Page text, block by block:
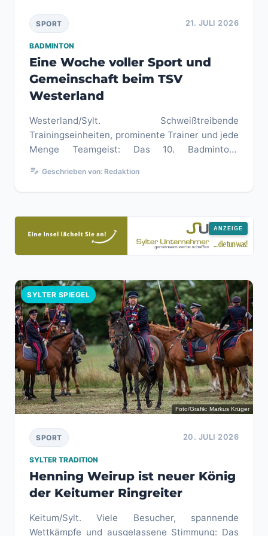
21. JULI 2026
SPORT
BADMINTON
Eine Woche voller Sport und
Gemeinschaft beim TSV
Westerland
Westerland/Sylt. Schweißtreibende
Trainingseinheiten, prominente Trainer und jede
Menge Teamgeist: Das 10. Badminton-
d...
edit_note Geschrieben von: Redaktion
SYLTER SPIEGEL
Foto/Grafik: Markus Krüger
20. JULI 2026
SPORT
SYLTER TRADITION
Henning Weirup ist neuer König
der Keitumer Ringreiter
Keitum/Sylt. Viele Besucher, spannende
Wettkämpfe und ausgelassene Stimmung: Das